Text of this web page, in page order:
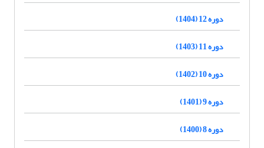
دوره 12 (1404)
دوره 11 (1403)
دوره 10 (1402)
دوره 9 (1401)
دوره 8 (1400)